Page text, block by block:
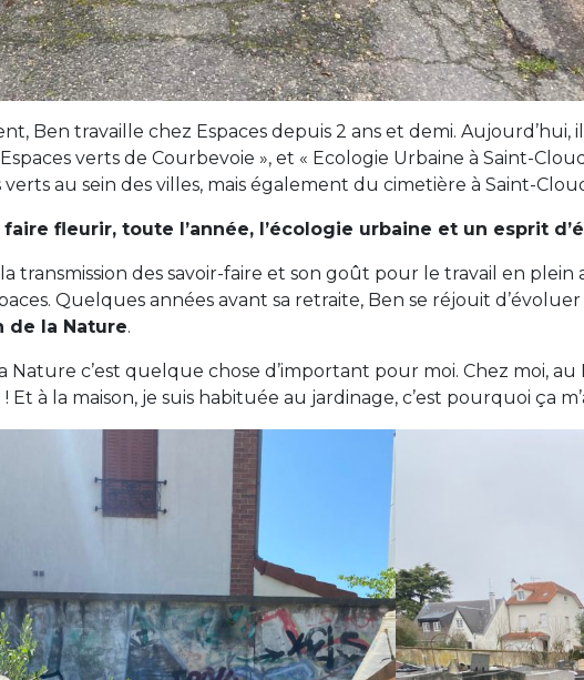
Ben travaille chez Espaces depuis 2 ans et demi. Aujourd’hui,
verts de Courbevoie », et « Ecologie Urbaine à Saint-
verts au sein des villes, mais également du cimetière à Saint-
fleurir, toute l’année, l’écologie urbaine et un esprit
transmission des savoir-faire et son goût pour le travail en plein
Quelques années avant sa retraite, Ben se réjouit
de la Nature.
Nature c’est quelque chose d’important pour moi. Chez moi, au
! Et à la maison, je suis habituée au jardinage, c’est pourquoi ça